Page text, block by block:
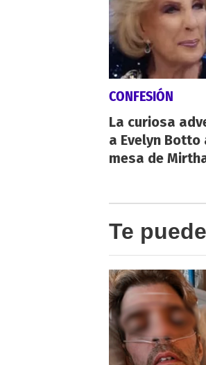
CONFESIÓN
La curiosa
a Evelyn
mesa de
Te